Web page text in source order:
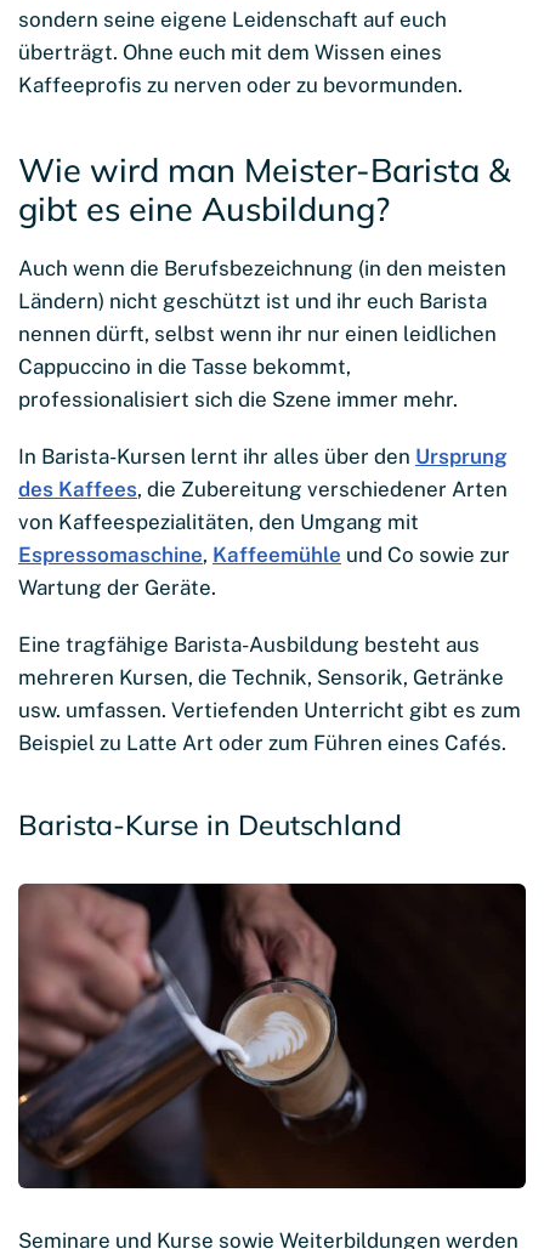
sondern seine eigene Leidenschaft auf euch
überträgt. Ohne euch mit dem Wissen eines
Kaffeeprofis zu nerven oder zu bevormunden.
Wie wird man Meister-Barista &
gibt es eine Ausbildung?
Auch wenn die Berufsbezeichnung (in den meisten
Ländern) nicht geschützt ist und ihr euch Barista
nennen dürft, selbst wenn ihr nur einen leidlichen
Cappuccino in die Tasse bekommt,
professionalisiert sich die Szene immer mehr.
In Barista-Kursen lernt ihr alles über den Ursprung
des Kaffees, die Zubereitung verschiedener Arten
von Kaffeespezialitäten, den Umgang mit
Espressomaschine, Kaffeemühle und Co sowie zur
Wartung der Geräte.
Eine tragfähige Barista-Ausbildung besteht aus
mehreren Kursen, die Technik, Sensorik, Getränke
usw. umfassen. Vertiefenden Unterricht gibt es zum
Beispiel zu Latte Art oder zum Führen eines Cafés.
Barista-Kurse in Deutschland
Seminare und Kurse sowie Weiterbildungen werden